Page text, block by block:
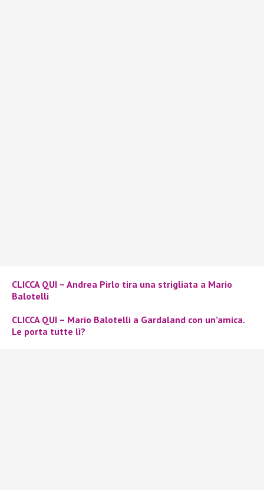
CLICCA QUI – Andrea Pirlo tira una strigliata a Mario
Balotelli
CLICCA QUI – Mario Balotelli a Gardaland con un’amica.
Le porta tutte lì?